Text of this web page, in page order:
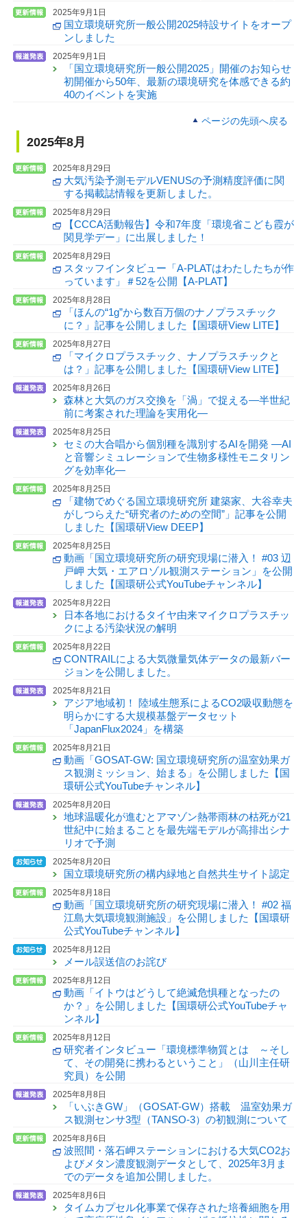
2025年9月1日
国立環境研究所一般公開2025特設サイトをオープ
ンしました
2025年9月1日
「国立環境研究所一般公開2025」開催のお知らせ
初開催から50年、最新の環境研究を体感できる約
40のイベントを実施
ページの先頭へ戻る
2025年8月
2025年8月29日
大気汚染予測モデルVENUSの予測精度評価に関
する掲載誌情報を更新しました。
2025年8月29日
【CCCA活動報告】令和7年度「環境省こども霞が
関見学デー」に出展しました！
2025年8月29日
スタッフインタビュー「A-PLATはわたしたちが作
っています」＃52を公開【A-PLAT】
2025年8月28日
「ほんの“1g”から数百万個のナノプラスチック
に？」記事を公開しました【国環研View LITE】
2025年8月27日
「マイクロプラスチック、ナノプラスチックと
は？」記事を公開しました【国環研View LITE】
2025年8月26日
森林と大気のガス交換を「渦」で捉える—半世紀
前に考案された理論を実用化—
2025年8月25日
セミの大合唱から個別種を識別するAIを開発 —AI
と音響シミュレーションで生物多様性モニタリン
グを効率化—
2025年8月25日
「建物でめぐる国立環境研究所 建築家、大谷幸夫
がしつらえた“研究者のための空間”」記事を公開
しました【国環研View DEEP】
2025年8月25日
動画「国立環境研究所の研究現場に潜入！ #03 辺
戸岬 大気・エアロゾル観測ステーション」を公開
しました【国環研公式YouTubeチャンネル】
2025年8月22日
日本各地におけるタイヤ由来マイクロプラスチッ
クによる汚染状況の解明
2025年8月22日
CONTRAILによる大気微量気体データの最新バー
ジョンを公開しました。
2025年8月21日
アジア地域初！ 陸域生態系によるCO2吸収動態を
明らかにする大規模基盤データセット
「JapanFlux2024」を構築
2025年8月21日
動画「GOSAT-GW: 国立環境研究所の温室効果ガ
ス観測ミッション、始まる」を公開しました【国
環研公式YouTubeチャンネル】
2025年8月20日
地球温暖化が進むとアマゾン熱帯雨林の枯死が21
世紀中に始まることを最先端モデルが高排出シナ
リオで予測
2025年8月20日
国立環境研究所の構内緑地と自然共生サイト認定
2025年8月18日
動画「国立環境研究所の研究現場に潜入！ #02 福
江島大気環境観測施設」を公開しました【国環研
公式YouTubeチャンネル】
2025年8月12日
メール誤送信のお詫び
2025年8月12日
動画「イトウはどうして絶滅危惧種となったの
か？」を公開しました【国環研公式YouTubeチャ
ンネル】
2025年8月12日
研究者インタビュー「環境標準物質とは ～そし
て、その開発に携わるということ」（山川主任研
究員）を公開
2025年8月8日
「いぶきGW」（GOSAT-GW）搭載 温室効果ガ
ス観測センサ3型（TANSO-3）の初観測について
2025年8月6日
波照間・落石岬ステーションにおける大気CO2お
よびメタン濃度観測データとして、2025年3月ま
でのデータを追加公開しました。
2025年8月6日
タイムカプセル化事業で保存された培養細胞を用